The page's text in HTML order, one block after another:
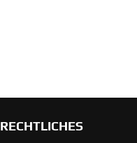
RECHTLICHES